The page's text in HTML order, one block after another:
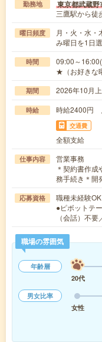
勤務地 東京都武蔵野
三鷹駅から徒
曜日頻度
月・火・水
み曜日を1日
時間
09:00～
★（お好きな
期間 2026年10月
時給 時給2400円
交通費
全額支給
仕事内容
営業事務
＊契約書作
務手続き＊開
応募資格
職種未経験
●ピボットテ
（会話）不
職場の雰囲気
年齢層
20代
男女比率
女性